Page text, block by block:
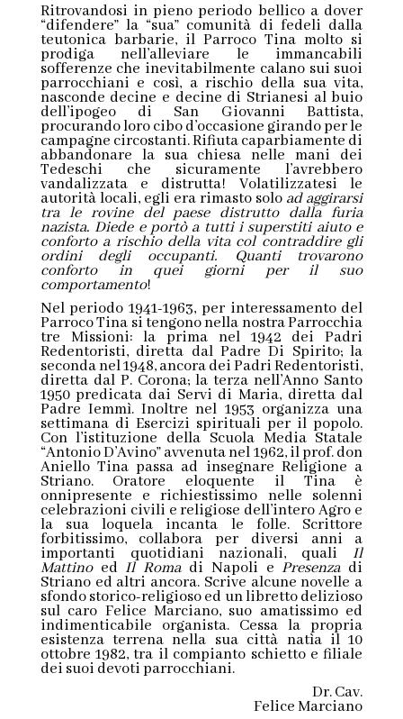
Ritrovandosi in pieno periodo bellico a dover
“difendere” la “sua” comunità di fedeli dalla
teutonica barbarie, il Parroco Tina molto si
prodiga nell’alleviare le immancabili
sofferenze che inevitabilmente calano sui suoi
parrocchiani e così, a rischio della sua vita,
nasconde decine e decine di Strianesi al buio
dell’ipogeo di San Giovanni Battista,
procurando loro cibo d’occasione girando per le
campagne circostanti. Rifiuta caparbiamente di
abbandonare la sua chiesa nelle mani dei
Tedeschi che sicuramente l’avrebbero
vandalizzata e distrutta! Volatilizzatesi le
autorità locali, egli era rimasto solo ad aggirarsi
tra le rovine del paese distrutto dalla furia
nazista. Diede e portò a tutti i superstiti aiuto e
conforto a rischio della vita col contraddire gli
ordini degli occupanti. Quanti trovarono
conforto in quei giorni per il suo
comportamento!
Nel periodo 1941-1963, per interessamento del
Parroco Tina si tengono nella nostra Parrocchia
tre Missioni: la prima nel 1942 dei Padri
Redentoristi, diretta dal Padre Di Spirito; la
seconda nel 1948, ancora dei Padri Redentoristi,
diretta dal P. Corona; la terza nell’Anno Santo
1950 predicata dai Servi di Maria, diretta dal
Padre Iemmì. Inoltre nel 1953 organizza una
settimana di Esercizi spirituali per il popolo.
Con l’istituzione della Scuola Media Statale
“Antonio D’Avino” avvenuta nel 1962, il prof. don
Aniello Tina passa ad insegnare Religione a
Striano. Oratore eloquente il Tina è
onnipresente e richiestissimo nelle solenni
celebrazioni civili e religiose dell’intero Agro e
la sua loquela incanta le folle. Scrittore
forbitissimo, collabora per diversi anni a
importanti quotidiani nazionali, qualiIl
MattinoedIl Romadi Napoli ePresenzadi
Striano ed altri ancora. Scrive alcune novelle a
sfondo storico-religioso ed un libretto delizioso
sul caro Felice Marciano, suo amatissimo ed
indimenticabile organista. Cessa la propria
esistenza terrena nella sua città natìa il 10
ottobre 1982, tra il compianto schietto e filiale
dei suoi devoti parrocchiani.
Dr. Cav.
Felice Marciano